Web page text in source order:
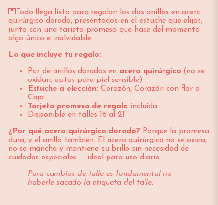
💌Todo llega listo para regalar: los dos anillos en acero
quirúrgico dorado, presentados en el estuche que elijas,
junto con una tarjeta promesa que hace del momento
algo único e inolvidable.
Lo que incluye tu regalo:
Par de anillos dorados en acero quirúrgico (no se
oxidan, aptos para piel sensible)
Estuche a elección: Corazón, Corazón con flor o
Caja
Tarjeta promesa de regalo incluida
Disponible en talles 16 al 21
¿Por qué acero quirúrgico dorado? Porque la promesa
dura, y el anillo también. El acero quirúrgico no se oxida,
no se mancha y mantiene su brillo sin necesidad de
cuidados especiales — ideal para uso diario.
Para cambios de talle es fundamental no
haberle sacado la etiqueta del talle.